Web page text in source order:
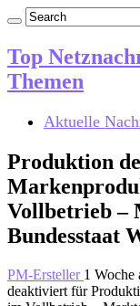
Top
Themen
Aktuelle
Produktion
Vollbetrieb –
Bundesstaat
PM-Ersteller 1 Woche
deaktiviert für